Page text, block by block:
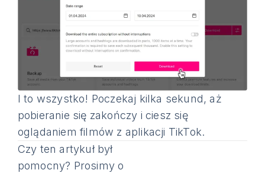
I to wszystko! Poczekaj kilka sekund, aż
pobieranie się zakończy i ciesz się
oglądaniem filmów z aplikacji TikTok.
Czy ten artykuł był
pomocny? Prosimy o